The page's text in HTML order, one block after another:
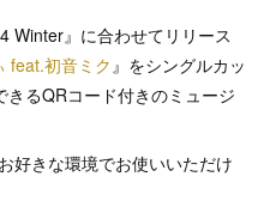
Winter』に合わせてリリース
feat.初音ミク』をシングルカッ
きるQRコード付きのミュージ
好きな環境でお使いいただけ